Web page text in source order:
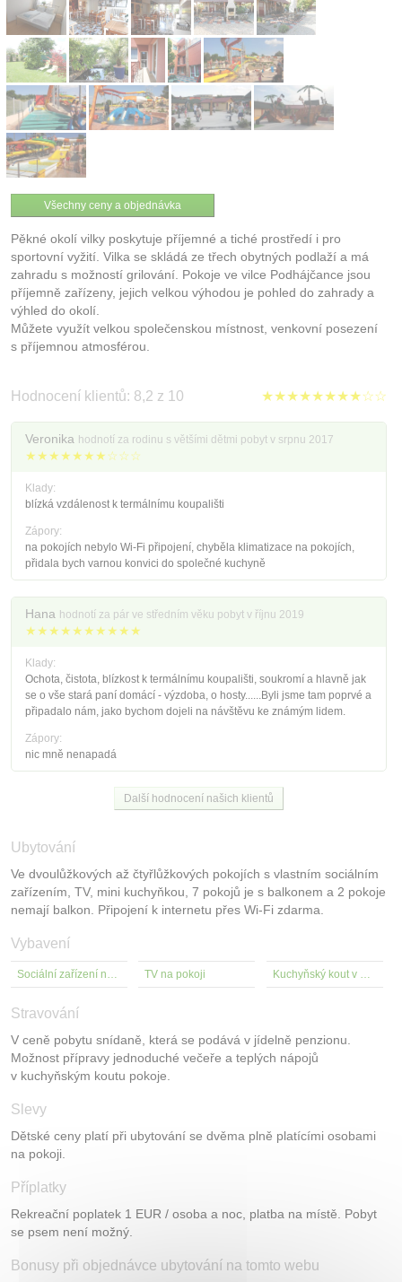
Všechny ceny a objednávka
Pěkné okolí vilky poskytuje příjemné a tiché prostředí i pro
sportovní vyžití. Vilka se skládá ze třech obytných podlaží a má
zahradu s možností grilování. Pokoje ve vilce Podhájčance jsou
příjemně zařízeny, jejich velkou výhodou je pohled do zahrady a
výhled do okolí.
Můžete využít velkou společenskou místnost, venkovní posezení
s příjemnou atmosférou.
Hodnocení klientů: 8,2 z 10 ★★★★★★★★☆☆
Veronika hodnotí za rodinu s většími dětmi pobyt v srpnu 2017
★★★★★★★☆☆☆
Klady:
blízká vzdálenost k termálnímu koupališti
Zápory:
na pokojích nebylo Wi-Fi připojení, chyběla klimatizace na pokojích,
přidala bych varnou konvici do společné kuchyně
Hana hodnotí za pár ve středním věku pobyt v říjnu 2019
★★★★★★★★★★
Klady:
Ochota, čistota, blízkost k termálnímu koupališti, soukromí a hlavně jak
se o vše stará paní domácí - výzdoba, o hosty......Byli jsme tam poprvé a
připadalo nám, jako bychom dojeli na návštěvu ke známým lidem.
Zápory:
nic mně nenapadá
Další hodnocení našich klientů
Ubytování
Ve dvoulůžkových až čtyřlůžkových pokojích s vlastním sociálním
zařízením, TV, mini kuchyňkou, 7 pokojů je s balkonem a 2 pokoje
nemají balkon. Připojení k internetu přes Wi-Fi zdarma.
Vybavení
TV na pokoji
Stravování
V ceně pobytu snídaně, která se podává v jídelně penzionu.
Možnost přípravy jednoduché večeře a teplých nápojů
v kuchyňským koutu pokoje.
Slevy
Dětské ceny platí při ubytování se dvěma plně platícími osobami
na pokoji.
Příplatky
Rekreační poplatek 1 EUR / osoba a noc, platba na místě. Pobyt
se psem není možný.
Bonusy při objednávce ubytování na tomto webu